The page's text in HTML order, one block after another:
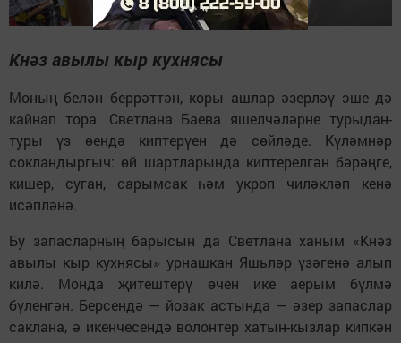
Кнәз авылы кыр кухнясы
Моның белән беррәттән, коры ашлар әзерләү эше дә
кайнап тора. Светлана Баева яшелчәләрне турыдан-
туры үз өендә киптерүен дә сөйләде. Күләмнәр
сокландыргыч: өй шартларында киптерелгән бәрәңге,
кишер, суган, сарымсак һәм укроп чиләкләп кенә
исәпләнә.
Бу запасларның барысын да Светлана ханым «Кнәз
авылы кыр кухнясы» урнашкан Яшьләр үзәгенә алып
килә. Монда җитештерү өчен ике аерым бүлмә
бүленгән. Берсендә — йозак астында — әзер запаслар
саклана, ә икенчесендә волонтер хатын-кызлар кипкән